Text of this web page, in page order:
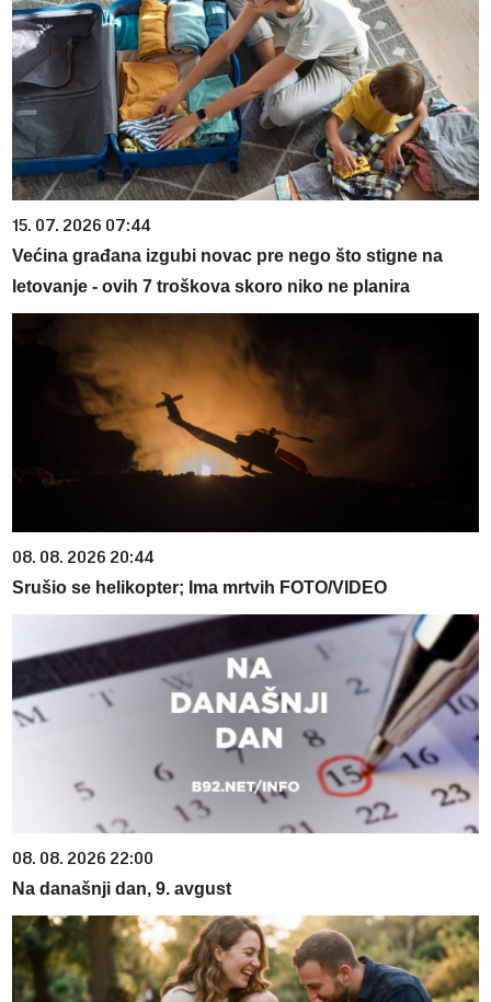
15. 07. 2026 07:44
Većina građana izgubi novac pre nego što stigne na
letovanje - ovih 7 troškova skoro niko ne planira
08. 08. 2026 20:44
Srušio se helikopter; Ima mrtvih FOTO/VIDEO
08. 08. 2026 22:00
Na današnji dan, 9. avgust